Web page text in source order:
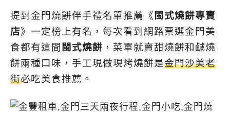
提到金門燒餅伴手禮名單推薦《 閩式燒餅專賣
店》一定榜上有名，每次看到網路票選金門美
食都有這間 閩式燒餅 ，菜單就賣甜燒餅和鹹燒
餅兩種口味，手工現做現烤燒餅是金門沙美老
街必吃美食推薦。